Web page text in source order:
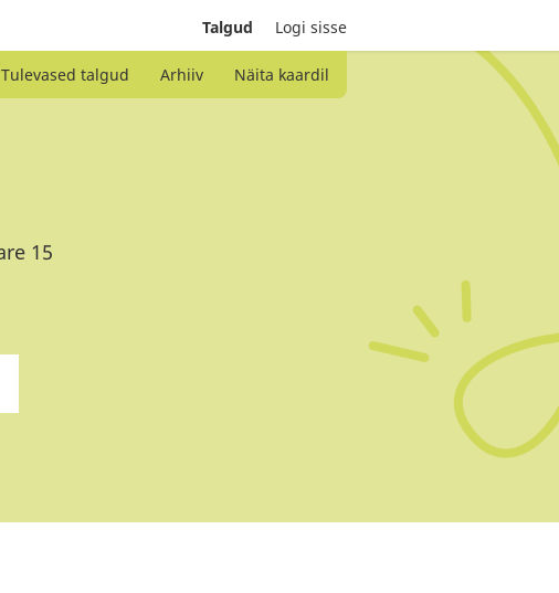
Talgud Logi sisse
Tulevased talgud Arhiiv Näita kaardil
15